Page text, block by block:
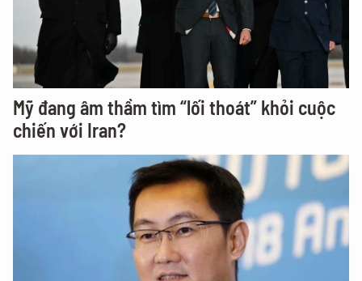
Mỹ đang âm thầm tìm “lối thoát” khỏi cuộc
chiến với Iran?